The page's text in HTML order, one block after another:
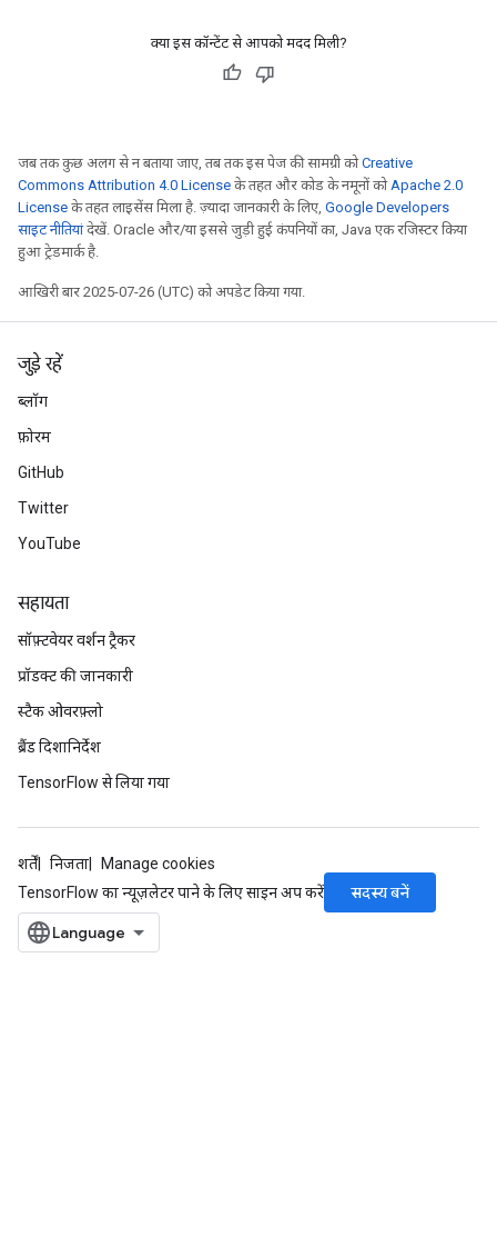
क्या इस कॉन्टेंट से आपको मदद मिली?
जब तक कुछ अलग से न बताया जाए, तब तक इस पेज की सामग्री कोCreative
Commons Attribution 4.0 License के तहत और कोड के नमूनों कोApache 2.0
License के तहत लाइसेंस मिला है. ज़्यादा जानकारी के लिए, Google Developers
साइट नीतियांदेखें. Oracle और/या इससे जुड़ी हुई कंपनियों का, Java एक रजिस्टर किया
हुआ ट्रेडमार्क है.
आखिरी बार 2025-07-26 (UTC) को अपडेट किया गया.
जुड़े रहें
ब्लॉग
फ़ोरम
GitHub
Twitter
YouTube
सहायता
सॉफ़्टवेयर वर्शन ट्रैकर
प्रॉडक्ट की जानकारी
स्टैक ओवरफ़्लो
ब्रैंड दिशानिर्देश
TensorFlow से लिया गया
शर्तें निजता
Manage cookies
TensorFlow का न्यूज़लेटर पाने के लिए साइन अप करें
सदस्य बनें